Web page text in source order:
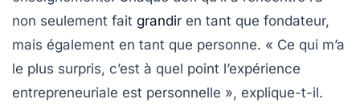
non seulement fait grandir en tant que fondateur,
mais également en tant que personne. « Ce qui m’a
le plus surpris, c’est à quel point l’expérience
entrepreneuriale est personnelle », explique-t-il.